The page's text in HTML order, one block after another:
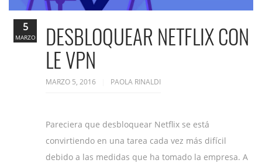
DESBLOQUEAR NETFLIX CON
LE VPN
MARZO 5, 2016 PAOLA RINALDI
Pareciera que desbloquear Netflix se está
convirtiendo en una tarea cada vez más difícil
debido a las medidas que ha tomado la empresa. A
5
MARZO